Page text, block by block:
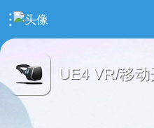
UnrealEngine 4 专区 ›
UE4 VR/移动